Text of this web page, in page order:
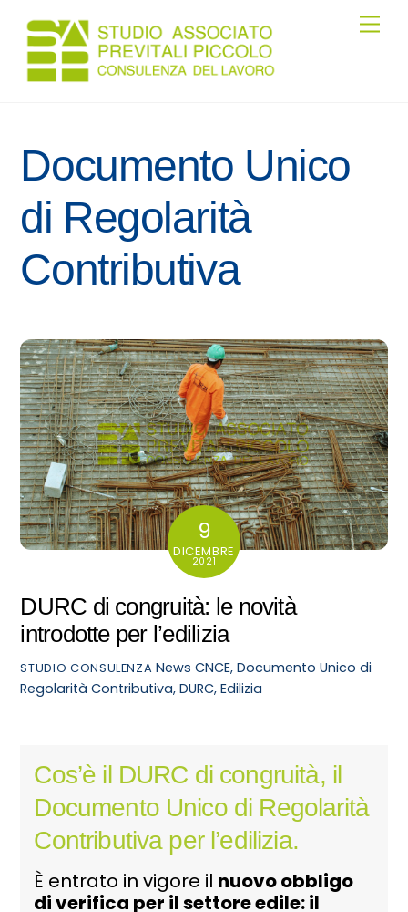
content
Documento Unico
di Regolarità
Contributiva
9
DICEMBRE
2021
DURC di congruità: le novità
introdotte per l’edilizia
STUDIO CONSULENZA News CNCE,Documento Unico di
Regolarità Contributiva,DURC,Edilizia
Cos’è il DURC di congruità, il
Documento Unico di Regolarità
Contributiva per l’edilizia.
È entrato in vigore il nuovo obbligo
di verifica per il settore edile: il